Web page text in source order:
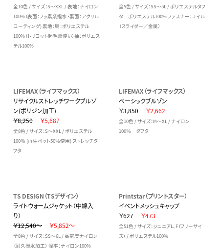
全10色 / サイズ：S～XXL / 表地：ナイロン
100%（表面：フッ素系撥水・裏面：アクリル
コーティング) 裏地：胴：ポリエステル
100%（トリコット起毛裏使い）袖：ポリエス
テル100%
全5色 / サイズ：SS～5L / ポリエステルタフ
タ ポリエステル100% ファスナー:コイル
（スライダー／金属）
LIFEMAX（ライフマックス）
リサイクルストレッチワークブルゾ
ン(ポリジン加工)
￥8,250
￥5,687
全8色 / サイズ：S～XXL / ポリエステル
100％ (再生ペット50％使用) ストレッチタ
フタ
LIFEMAX（ライフマックス）
ベーシックブルゾン
￥3,850
￥2,662
全10色 / サイズ：M～XL / ナイロン
100％ タフタ
TS DESIGN（TSデザイン）
ライトウォームジャケット（中綿入
り）
￥12,540～
￥5,852～
全8色 / サイズ：SS～6L / 高密度ナイロン
（耐久撥水加工） 混率：ナイロン100%
Printstar（プリントスター）
イベントメッシュキャップ
￥627
￥473
全51色 / サイズ：ジュニアL、F（フリーサイ
ズ） / ポリエステル100%